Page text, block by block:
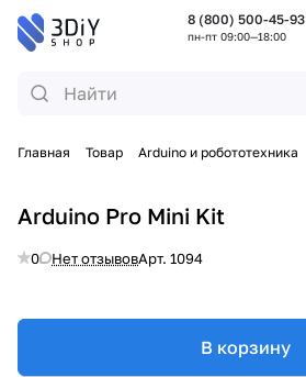
8 (800) 500-45-93
пн-пт 09:00—18:00
Главная Товар Arduino и робототехника
Arduino Pro Mini Kit
0 Нет отзывовАрт. 1094
В корзину